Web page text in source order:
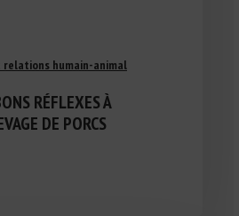
relations humain-animal
RÉFLEXES À
DE PORCS